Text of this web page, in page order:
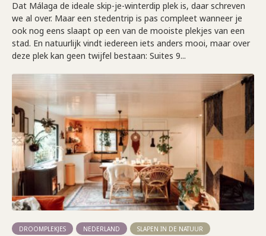
Dat Málaga de ideale skip-je-winterdip plek is, daar schreven
we al over. Maar een stedentrip is pas compleet wanneer je
ook nog eens slaapt op een van de mooiste plekjes van een
stad. En natuurlijk vindt iedereen iets anders mooi, maar over
deze plek kan geen twijfel bestaan: Suites 9...
DROOMPLEKJES NEDERLAND
SLAPEN IN DE NATUUR